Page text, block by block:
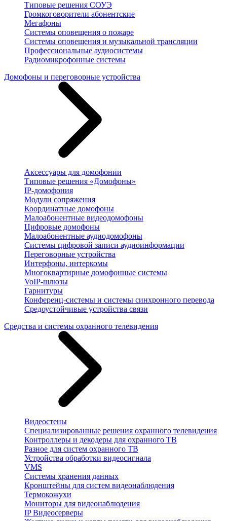
Типовые решения СОУЭ
Громкоговорители абонентские
Мегафоны
Системы оповещения о пожаре
Системы оповещения и музыкальной трансляции
Профессиональные аудиосистемы
Радиомикрофонные системы
Домофоны и переговорные устройства
Аксессуары для домофонии
Типовые решения «Домофоны»
IP-домофония
Модули сопряжения
Координатные домофоны
Малоабонентные видеодомофоны
Цифровые домофоны
Малоабонентные аудиодомофоны
Системы цифровой записи аудиоинформации
Переговорные устройства
Интерфоны, интеркомы
Многоквартирные домофонные системы
VoIP-шлюзы
Гарнитуры
Конференц-системы и системы синхронного перевода
Средоустойчивые устройства связи
Средства и системы охранного телевидения
Видеостены
Специализированные решения охранного телевидения
Контроллеры и декодеры для охранного ТВ
Разное для систем охранного ТВ
Устройства обработки видеосигнала
VMS
Системы хранения данных
Кронштейны для систем видеонаблюдения
Термокожухи
Мониторы для видеонаблюдения
IP Видеосерверы